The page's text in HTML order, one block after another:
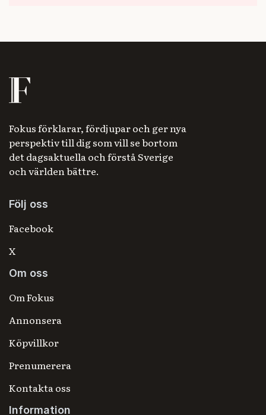
Fokus förklarar, fördjupar och ger nya
perspektiv till dig som vill se bortom
det dagsaktuella och förstå Sverige
och världen bättre.
Följ oss
Facebook
X
Om oss
Om Fokus
Annonsera
Köpvillkor
Prenumerera
Kontakta oss
Information